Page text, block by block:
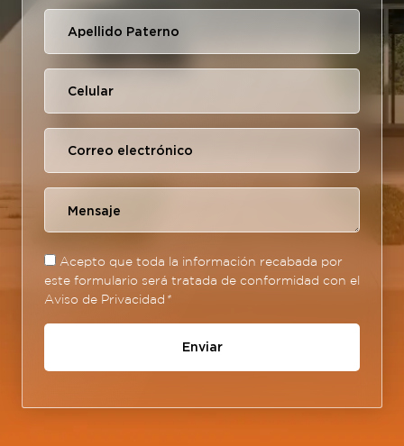
Acepto que toda la información recabada por
este formulario será tratada de conformidad con el
Aviso de Privacidad *
Enviar